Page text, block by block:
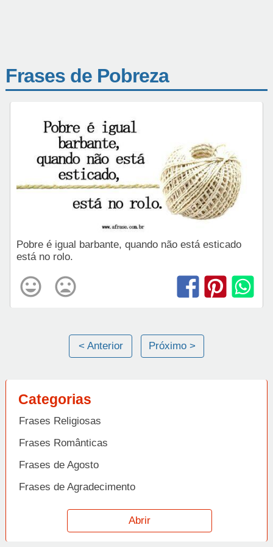
Frases de Pobreza
Pobre é igual barbante, quando não está esticado
está no rolo.
< Anterior Próximo >
Categorias
Frases Religiosas
Frases Românticas
Frases de Agosto
Frases de Agradecimento
Frases de Amizade
Frases de Amor
Abrir